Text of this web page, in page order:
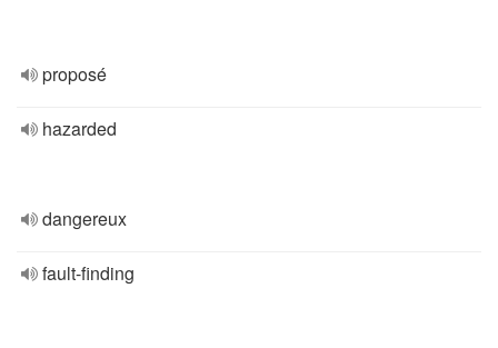
proposé
hazarded
dangereux
fault-finding